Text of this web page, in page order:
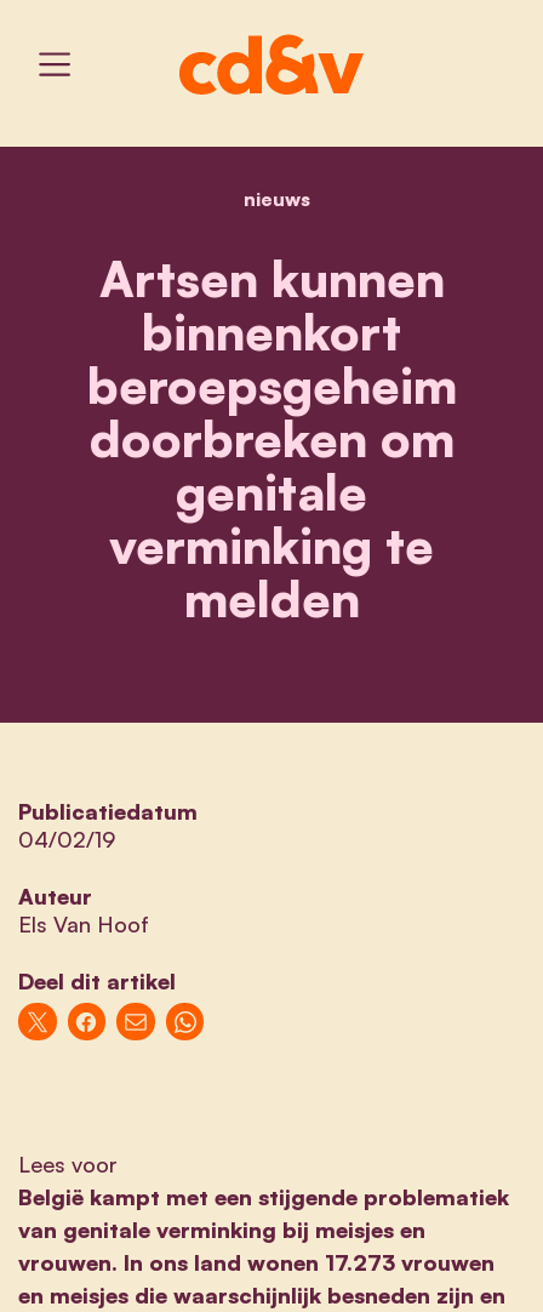
home
nieuwsartsen kunnen
Artsen kunnen
binnenkort
beroepsgeheim
doorbreken om
genitale
verminking te
melden
Publicatiedatum
04/02/19
Auteur
Els Van Hoof
Deel dit artikel
Lees voor
België kampt met een stijgende problematiek
van genitale verminking bij meisjes en
vrouwen. In ons land wonen 17.273 vrouwen
en meisjes die waarschijnlijk besneden zijn en